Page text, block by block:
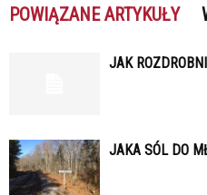
POWIĄZANE ARTYKUŁY
JAK
JAKA SÓL DO